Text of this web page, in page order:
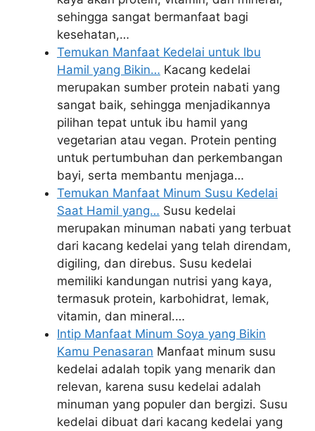
sehingga sangat bermanfaat bagi
kesehatan,…
Temukan Manfaat Kedelai untuk Ibu
Hamil yang Bikin… Kacang kedelai
merupakan sumber protein nabati yang
sangat baik, sehingga menjadikannya
pilihan tepat untuk ibu hamil yang
vegetarian atau vegan. Protein penting
untuk pertumbuhan dan perkembangan
bayi, serta membantu menjaga…
Temukan Manfaat Minum Susu Kedelai
Saat Hamil yang… Susu kedelai
merupakan minuman nabati yang terbuat
dari kacang kedelai yang telah direndam,
digiling, dan direbus. Susu kedelai
memiliki kandungan nutrisi yang kaya,
termasuk protein, karbohidrat, lemak,
vitamin, dan mineral.…
Intip Manfaat Minum Soya yang Bikin
Kamu Penasaran Manfaat minum susu
kedelai adalah topik yang menarik dan
relevan, karena susu kedelai adalah
minuman yang populer dan bergizi. Susu
kedelai dibuat dari kacang kedelai yang